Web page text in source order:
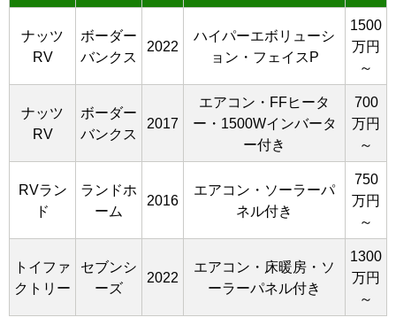
ナッツ
RV
ボーダー
バンクス
2022
ハイパーエボリューシ
ョン・フェイスP
1500
万円
～
ナッツ
RV
ボーダー
バンクス
2017
エアコン・FFヒータ
ー・1500Wインバータ
ー付き
700
万円
～
RVラン
ド
ランドホ
ーム
2016
エアコン・ソーラーパ
ネル付き
750
万円
～
トイファ
クトリー
セブンシ
ーズ
2022
エアコン・床暖房・ソ
ーラーパネル付き
1300
万円
～